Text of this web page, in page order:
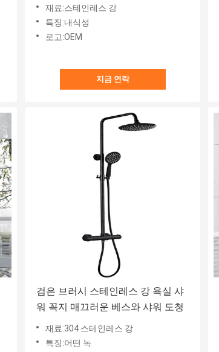
재료:스테인레스 강
특징:내식성
로고:OEM
지금 연락
검은 브러시 스테인레스 강 욕실 샤
워 꼭지 매끄러운 베스와 샤워 도청
재료:304 스테인레스 강
특징:어떤 녹